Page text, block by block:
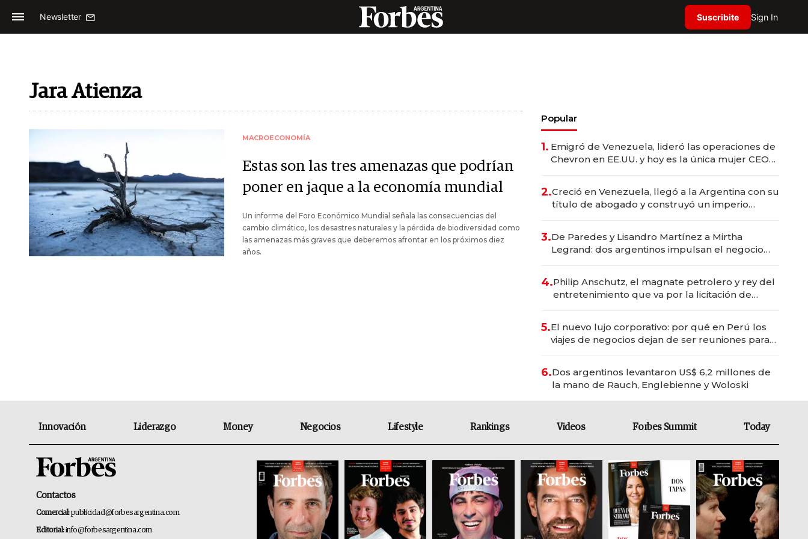
Newsletter Suscribite Sign In
Jara Atienza
MACROECONOMÍA
Estas son las tres amenazas que podrían
poner en jaque a la economía mundial
Un informe del Foro Económico Mundial señala las consecuencias del
cambio climático, los desastres naturales y la pérdida de biodiversidad como
las amenazas más graves que deberemos afrontar en los próximos diez
años.
Popular
1. Emigró de Venezuela, lideró las operaciones de
Chevron en EE.UU. y hoy es la única mujer CEO
2.Creció en Venezuela, llegó a la Argentina con su
título de abogado y construyó un imperio
3.De Paredes y Lisandro Martínez a Mirtha
Legrand: dos argentinos impulsan el negocio
4.Philip Anschutz, el magnate petrolero y rey del
entretenimiento que va por la licitación de
5.El nuevo lujo corporativo: por qué en Perú los
viajes de negocios dejan de ser reuniones para
6.Dos argentinos levantaron US$ 6,2 millones de
la mano de Rauch, Englebienne y Woloski
Innovación Liderazgo Money Negocios Lifestyle Rankings Videos Forbes Summit Today
Contactos
Comercial:publicidad@forbesargentina.com
Editorial:info@forbesargentina.com